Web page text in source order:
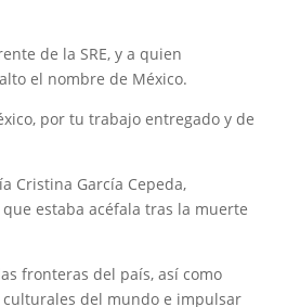
de la SRE, y a quien
el nombre de México.
por tu trabajo entregado y de
Cristina García Cepeda,
estaba acéfala tras la muerte
fronteras del país, así como
culturales del mundo e impulsar